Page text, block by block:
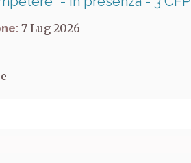
7 Lug 2026